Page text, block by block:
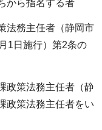
から指名する者
法務主任者（静岡市
1日施行）第2条の
政策法務主任者（静
政策法務主任者をい